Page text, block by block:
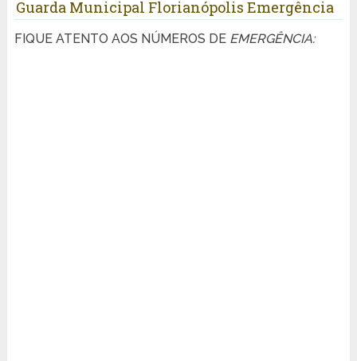
Guarda Municipal Florianópolis Emergência
FIQUE ATENTO AOS NÚMEROS DE EMERGÊNCIA: